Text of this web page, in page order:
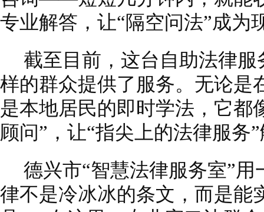
专业解答，让“隔空问法”成为
截至目前，这台自助法律
样的群众提供了服务。无论是
是本地居民的即时学法，它都
顾问”，让“指尖上的法律服务
德兴市“智慧法律服务室”
律不是冷冰冰的条文，而是能